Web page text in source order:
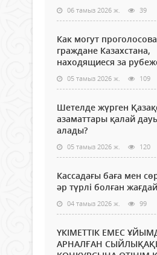
06 тамыз 2026 ж. 39
Как могут
граждане Казахстана,
находящиеся за
05 тамыз 2026 ж. 109
Шетелде жүрген
азаматтары қалай
алады?
05 тамыз 2026 ж. 120
Кассадағы баға мен
әр түрлі болған
04 тамыз 2026 ж. 99
ҮКІМЕТТІК ЕМЕС
АРНАЛҒАН